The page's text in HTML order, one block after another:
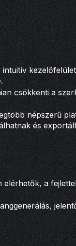
intuitív
csökkenti a
népszerű
és
elérhetők, a